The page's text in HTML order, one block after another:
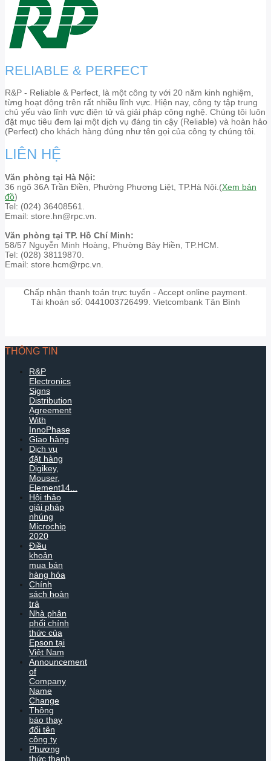
RELIABLE & PERFECT
R&P - Reliable & Perfect, là một công ty với 20 năm kinh nghiệm,
từng hoạt động trên rất nhiều lĩnh vực. Hiện nay, công ty tập trung
chủ yếu vào lĩnh vực điện tử và giải pháp công nghệ. Chúng tôi luôn
đặt mục tiêu đem lại một dịch vụ đáng tin cậy (Reliable) và hoàn hảo
(Perfect) cho khách hàng đúng như tên gọi của công ty chúng tôi.
LIÊN HỆ
Văn phòng tại Hà Nội:
36 ngõ 36A Trần Điền, Phường Phương Liệt, TP.Hà Nội.(Xem bản
đồ)
Tel: (024) 36408561.
Email: store.hn@rpc.vn.
Văn phòng tại TP. Hồ Chí Minh:
58/57 Nguyễn Minh Hoàng, Phường Bảy Hiền, TP.HCM.
Tel: (028) 38119870.
Email: store.hcm@rpc.vn.
Chấp nhận thanh toán trực tuyến - Accept online payment.
Tài khoản số: 0441003726499. Vietcombank Tân Bình
THÔNG TIN
R&P
Electronics
Signs
Distribution
Agreement
With
InnoPhase
Giao hàng
Dịch vụ
đặt hàng
Digikey,
Mouser,
Element14...
Hội thảo
giải pháp
nhúng
Microchip
2020
Điều
khoản
mua bán
hàng hóa
Chính
sách hoàn
trả
Nhà phân
phối chính
thức của
Epson tại
Việt Nam
Announcement
of
Company
Name
Change
Thông
báo thay
đổi tên
công ty
Phương
thức thanh